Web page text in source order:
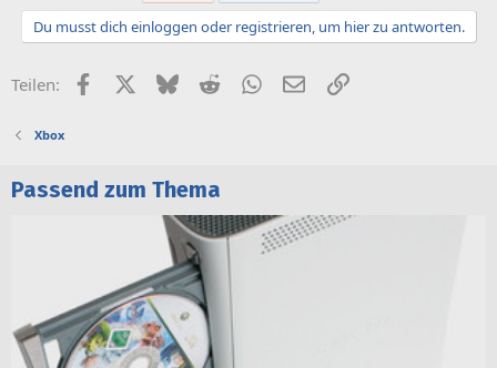
t
o
e
Du musst dich einloggen oder registrieren, um hier zu antworten.
Teilen: FacebookX (Twitter)
BlueskyRedditWhatsApp
E-MailLink
Xbox
Passend zum Thema